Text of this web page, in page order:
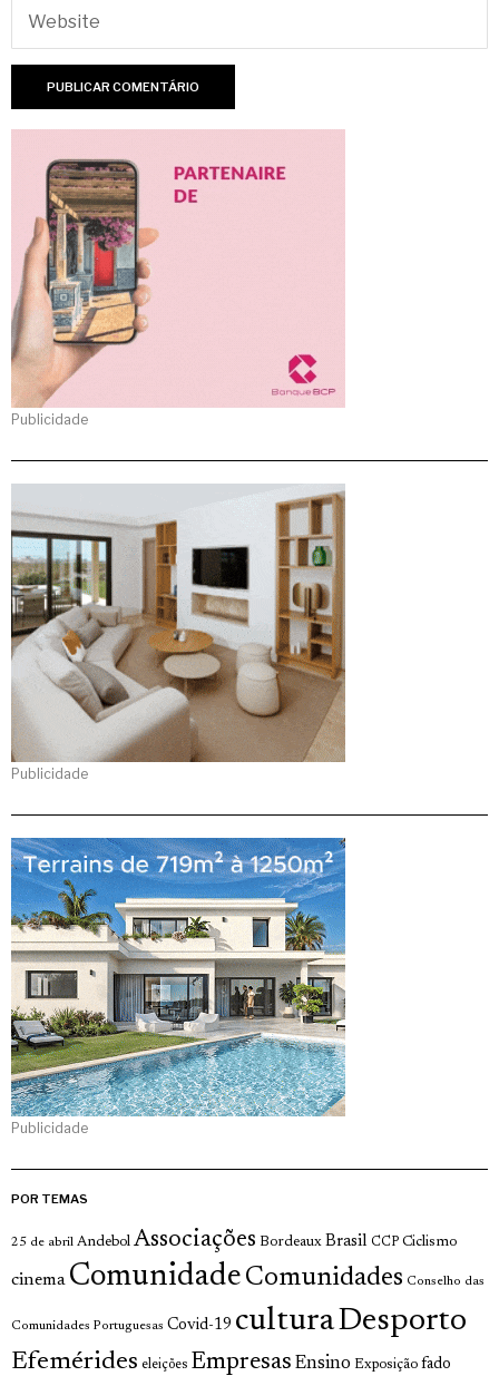
Publicidade
Publicidade
Publicidade
POR TEMAS
25 de abril Andebol Associações Bordeaux Brasil CCP Ciclismo
cinema Comunidade Comunidades Conselho das
Comunidades Portuguesas Covid-19 culturaDesporto
Efemérides eleições Empresas Ensino Exposição fado